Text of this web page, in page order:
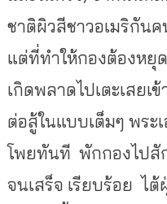
ชาติผิวสีชาวอเมริกัน
แต่ที่ทำให้กองต้องหยุ
เกิดพลาดไปเตะเสยเ
ต่อสู้ในแบบเต็มๆ พระ
โพยทันที พักกองไปสัก
จนเสร็จ เรียบร้อย ไ